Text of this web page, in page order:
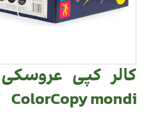
ColorCopy mondi